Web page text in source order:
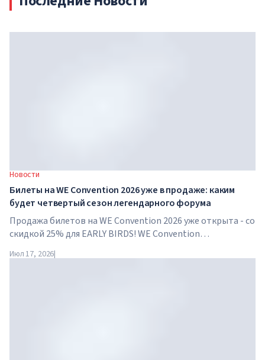
Новости
Билеты на WE Convention 2026 уже в продаже: каким
будет четвертый сезон легендарного форума
Продажа билетов на WE Convention 2026 уже открыта - со
скидкой 25% для EARLY BIRDS! WE Convention
2026 года форум пройдет в SO/ Uptown Dubai и соберет
Июл 17, 2026|